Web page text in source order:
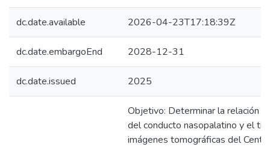
dc.date.available 2026-04-23T17:18:39Z
dc.date.embargoEnd 2028-12-31
dc.date.issued 2025
Objetivo: Determinar la relación
del conducto nasopalatino y el
imágenes tomográficas del